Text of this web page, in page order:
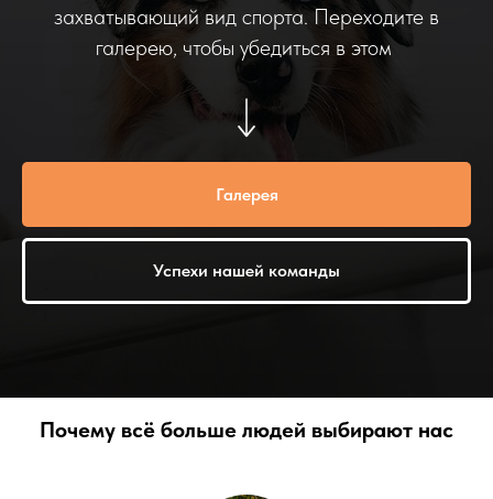
захватывающий вид спорта. Переходите в
галерею, чтобы убедиться в этом
Галерея
Успехи нашей команды
Почему всё больше людей выбирают нас